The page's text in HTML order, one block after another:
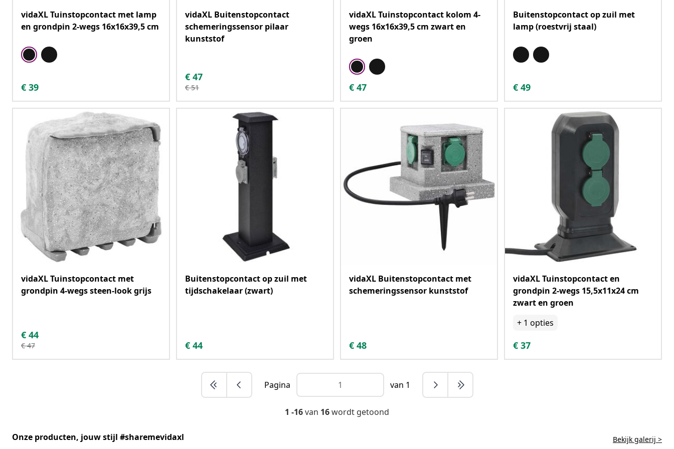
vidaXL Tuinstopcontact met lamp
en grondpin 2-wegs 16x16x39,5 cm
€ 39
vidaXL Buitenstopcontact
schemeringssensor pilaar
kunststof
€ 47
€ 51
vidaXL Tuinstopcontact kolom 4-
wegs 16x16x39,5 cm zwart en
groen
€ 47
Buitenstopcontact op zuil met
lamp (roestvrij staal)
€ 49
vidaXL Tuinstopcontact met
grondpin 4-wegs steen-look grijs
€ 44
€ 47
Buitenstopcontact op zuil met
tijdschakelaar (zwart)
€ 44
vidaXL Buitenstopcontact met
schemeringssensor kunststof
€ 48
vidaXL Tuinstopcontact en
grondpin 2-wegs 15,5x11x24 cm
zwart en groen
+ 1 opties
€ 37
Pagina van 1
1 -16van 16wordt getoond
Onze producten, jouw stijl #sharemevidaxl Bekijk galerij >